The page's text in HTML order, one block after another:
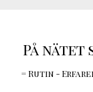
På nätet
= Rutin -